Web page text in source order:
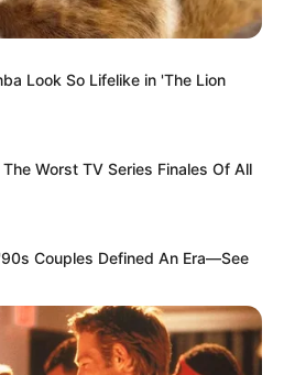
Look So Lifelike in 'The Lion
Worst TV Series Finales Of All
Couples Defined An Era—See